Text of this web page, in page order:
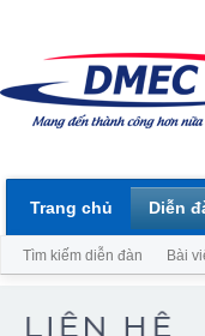
Trang chủ Diễn
Tìm kiếm diễn đàn Bài